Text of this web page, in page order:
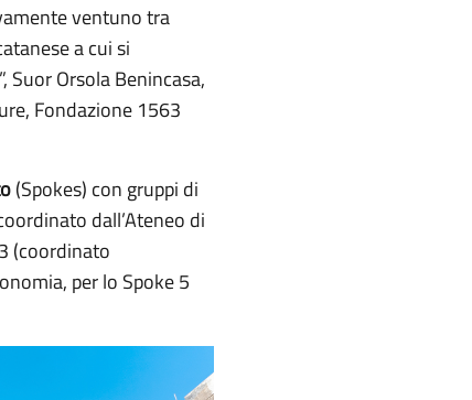
ventuno tra
a cui si
Suor Orsola Benincasa,
Fondazione 1563
(Spokes) con gruppi di
dall’Ateneo di
(coordinato
per lo Spoke 5